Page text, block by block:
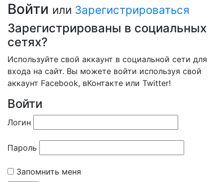
Войти или Зарегистрироваться
Зарегистрированы в социальных
сетях?
Используйте свой аккаунт в социальной сети для
входа на сайт. Вы можете войти используя свой
аккаунт Facebook, вКонтакте или Twitter!
Войти
Логин
Пароль
Запомнить меня